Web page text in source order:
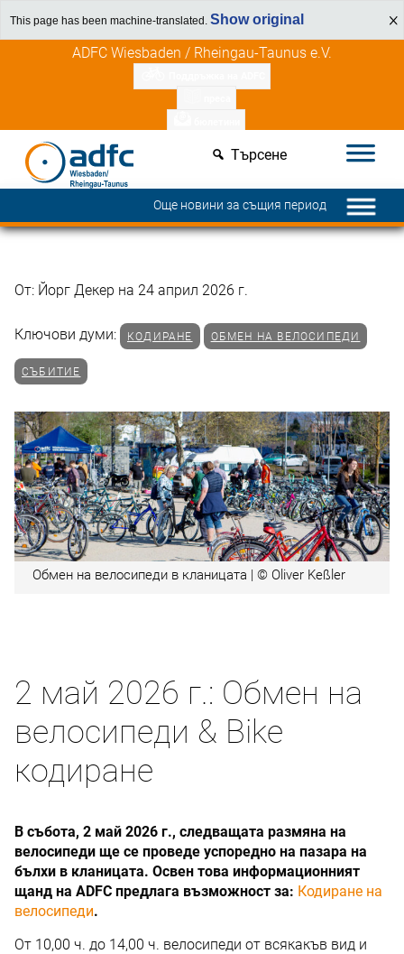
This page has been machine-translated. Show original
Открийте ползите за членовете
ADFC Wiesbaden / Rheingau-Taunus e.V.
Търсене
Още новини за същия период
От: Йорг Декер на 24 април 2026 г.
Ключови думи: КОДИРАНЕ ОБМЕН НА ВЕЛОСИПЕДИ
СЪБИТИЕ
Обмен на велосипеди в кланицата | © Oliver Keßler
2 май 2026 г.: Обмен на
велосипеди & Bike
кодиране
В събота, 2 май 2026 г., следващата размяна на
велосипеди ще се проведе успоредно на пазара на
бълхи в кланицата. Освен това информационният
щанд на ADFC предлага възможност за: Кодиране на
велосипеди.
От 10,00 ч. до 14,00 ч. велосипеди от всякакъв вид и